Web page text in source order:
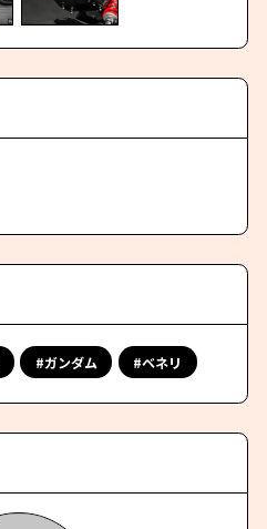
ガンダム ベネリ